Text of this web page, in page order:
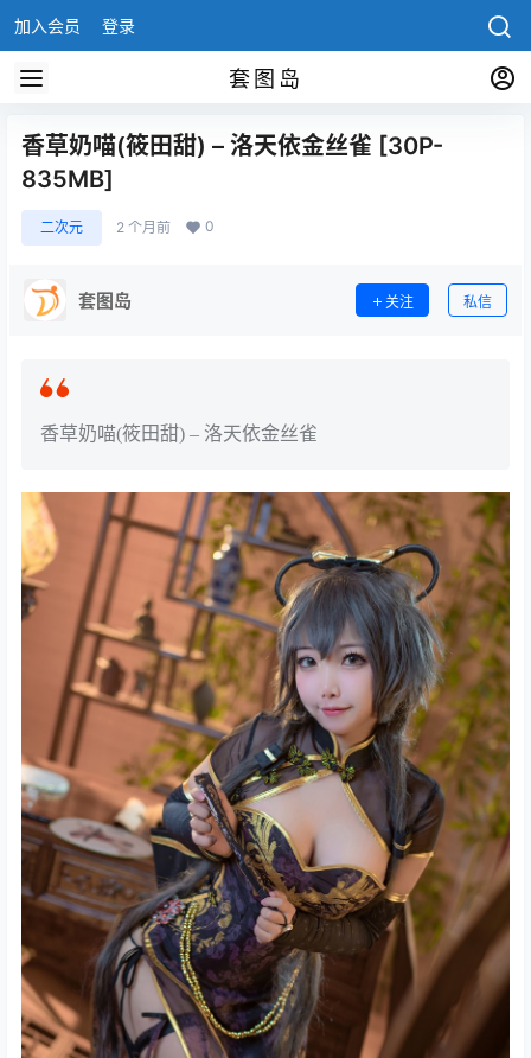
加入会员 登录
套图岛
香草奶喵(筱田甜) – 洛天依金丝雀 [30P-
835MB]
二次元 2 个月前 0
套图岛 关注 私信
香草奶喵(筱田甜) – 洛天依金丝雀